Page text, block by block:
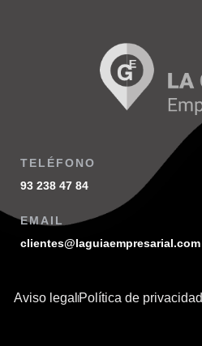
TELÉFONO
93 238 47 84
EMAIL
clientes@laguiaempresarial.com
Aviso legal Política de privacidad